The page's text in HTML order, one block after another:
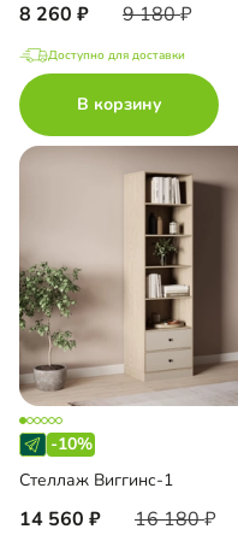
8 260 9 180
Доступно для доставки
В корзину
-10%
Стеллаж Виггинс-1
14 560 16 180